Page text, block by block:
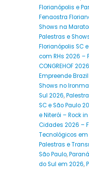
Florianópolis e
Fenaostra
Shows na
Palestras e
Florianópolis SC
com RHs 2026 –
CONGREHOF
Empreende
Shows no
Sul 2026,
SC e São Paulo
e Niterói – Rock
Cidades 2026 –
Tecnológicos em
Palestras e
São Paulo,
do Sul em 2026,